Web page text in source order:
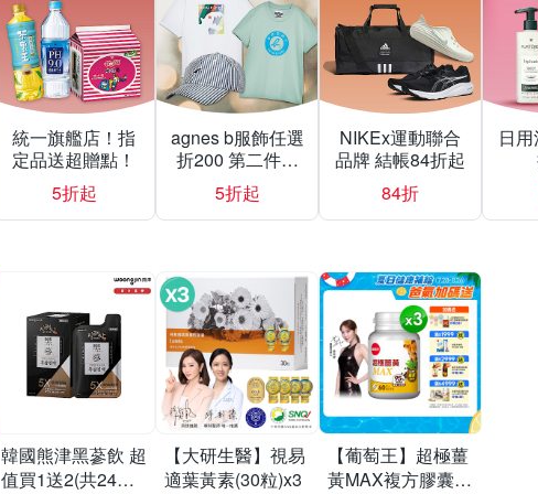
統一旗艦店！指
定品送超贈點！
5折起
agnes b服飾任選
折200 第二件折
500
5折起
NIKEx運動聯合
品牌 結帳84折起
84折
日
韓國熊津黑蔘飲 超
值買1送2(共24入
【大研生醫】視易
適葉黃素(30粒)x3
【葡萄王】超極薑
黃MAX複方膠囊